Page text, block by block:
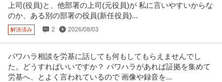
上司(役員)と、他部署の上司(元役員)が 私に言いやすいからな
のか、ある別の部署の役員(新任役員)...
解決済み 2 2026/08/03
パワハラ相談を労基に話しても何もしてもらえませんでし
た。どうすればいいですか？ パワハラがあれば証拠を集めて
労基へ、とよく言われているので 画像や録音を...